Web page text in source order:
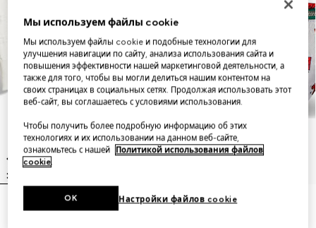
Children's GG cotton cardigan Children's printed GG belt bag
Мы используем файлы cookie
Мы используем файлы cookie и подобные технологии для
улучшения навигации по сайту, анализа использования сайта и
повышения эффективности нашей маркетинговой деятельности, а
также для того, чтобы вы могли делиться нашим контентом на
своих страницах в социальных сетях. Продолжая использовать этот
веб-сайт, вы соглашаетесь с условиями использования.
Чтобы получить более подробную информацию об этих
технологиях и их использовании на данном веб-сайте,
ознакомьтесь с нашей
Политикой использования файлов
cookie.
Настройки файлов cookie
OK